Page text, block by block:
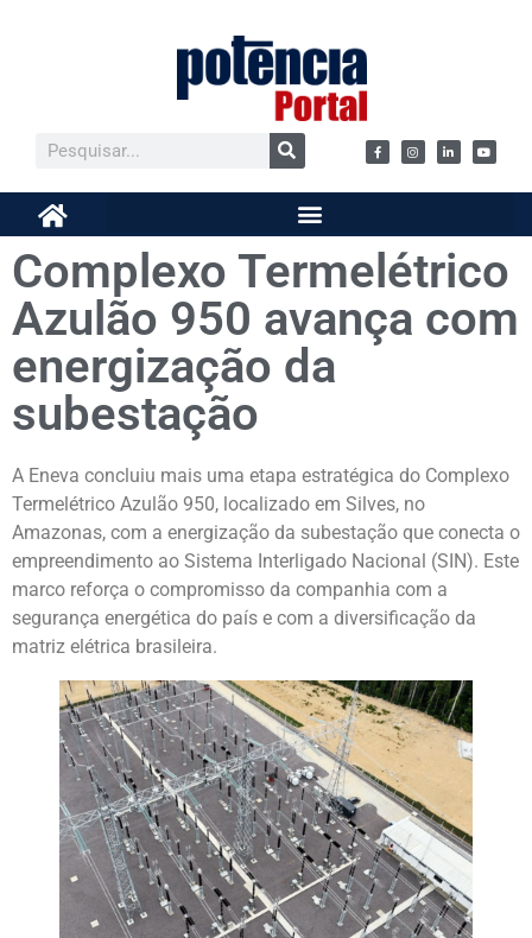
Complexo Termelétrico
Azulão 950 avança com
energização da
subestação
A Eneva concluiu mais uma etapa estratégica do Complexo
Termelétrico Azulão 950, localizado em Silves, no
Amazonas, com a energização da subestação que conecta o
empreendimento ao Sistema Interligado Nacional (SIN). Este
marco reforça o compromisso da companhia com a
segurança energética do país e com a diversificação da
matriz elétrica brasileira.